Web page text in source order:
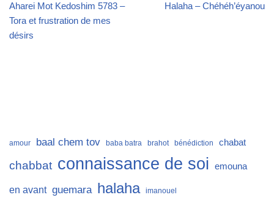
Aharei Mot Kedoshim 5783 –
Tora et frustration de mes
désirs
Halaha – Chéhéh’éyanou
amour baal chem tov baba batra brahot bénédiction chabat
chabbat connaissance de soi emouna
en avant guemara halaha imanouel